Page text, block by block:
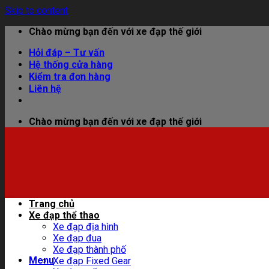
Skip to content
Chào mừng bạn đến với xe đạp thế giới
Hỏi đáp – Tư vấn
Hệ thống cửa hàng
Kiểm tra đơn hàng
Liên hệ
Chào mừng bạn đến với xe đạp thế giới
Menu
Trang chủ
Xe đạp thể thao
Xe đạp địa hình
Xe đạp đua
Xe đạp thành phố
Xe đạp Fixed Gear